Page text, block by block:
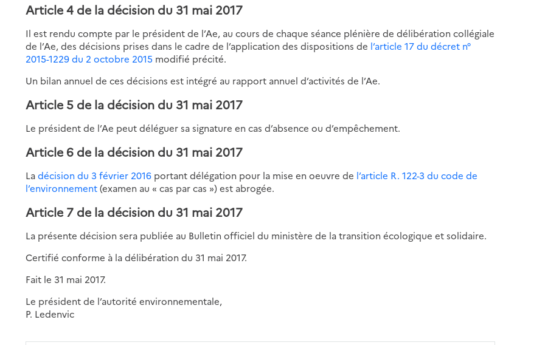
Article 4 de la décision du 31 mai 2017
Il est rendu compte par le président de l’Ae, au cours de chaque séance plénière de délibération collégiale
de l’Ae, des décisions prises dans le cadre de l’application des dispositions de l’article 17 du décret n°
2015-1229 du 2 octobre 2015 modifié précité.
Un bilan annuel de ces décisions est intégré au rapport annuel d’activités de l’Ae.
Article 5 de la décision du 31 mai 2017
Le président de l’Ae peut déléguer sa signature en cas d’absence ou d’empêchement.
Article 6 de la décision du 31 mai 2017
Ladécision du 3 février 2016 portant délégation pour la mise en oeuvre de l’article R. 122-3 du code de
l’environnement(examen au « cas par cas ») est abrogée.
Article 7 de la décision du 31 mai 2017
La présente décision sera publiée au Bulletin officiel du ministère de la transition écologique et solidaire.
Certifié conforme à la délibération du 31 mai 2017.
Fait le 31 mai 2017.
Le président de l’autorité environnementale,
P. Ledenvic